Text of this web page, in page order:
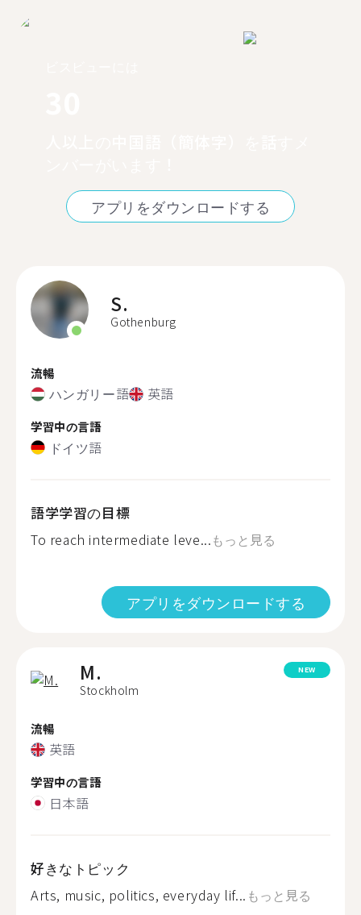
アプリをダウンロードする
S.
Gothenburg
流暢
ハンガリー語 英語
学習中の言語
ドイツ語
語学学習の目標
To reach intermediate leve...もっと見る
アプリをダウンロードする
M.
Stockholm
NEW
流暢
英語
学習中の言語
日本語
好きなトピック
Arts, music, politics, everyday lif... もっと見る